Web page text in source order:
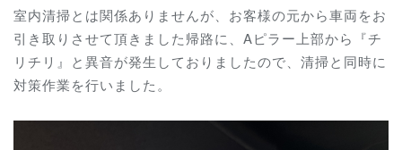
室内清掃とは関係ありませんが、お客様の元から車両をお
引き取りさせて頂きました帰路に、Aピラー上部から『チ
リチリ』と異音が発生しておりましたので、清掃と同時に
対策作業を行いました。